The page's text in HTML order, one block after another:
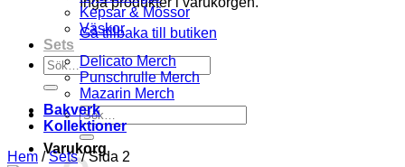
Gå tillbaka till butiken
Sök
efter:
Sök
efter:
Varukorg
Kepsar & Mössor
Väskor
Sets
Delicato Merch
Punschrulle Merch
Mazarin Merch
Bakverk
Kollektioner
Hem / Sets /Sida 2